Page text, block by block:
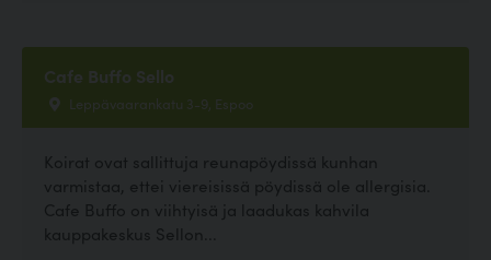
Cafe Buffo Sello
Leppävaarankatu 3-9, Espoo
Koirat ovat sallittuja reunapöydissä kunhan
varmistaa, ettei viereisissä pöydissä ole allergisia.
Cafe Buffo on viihtyisä ja laadukas kahvila
kauppakeskus Sellon...